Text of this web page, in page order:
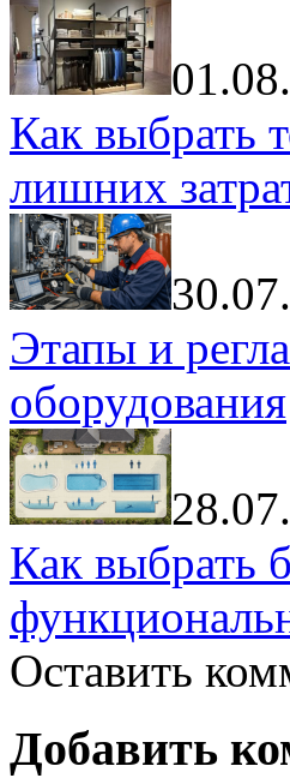
Как выбрать
лишних
Этапы и
оборудования
Как выбрать
Оставить
Добавить